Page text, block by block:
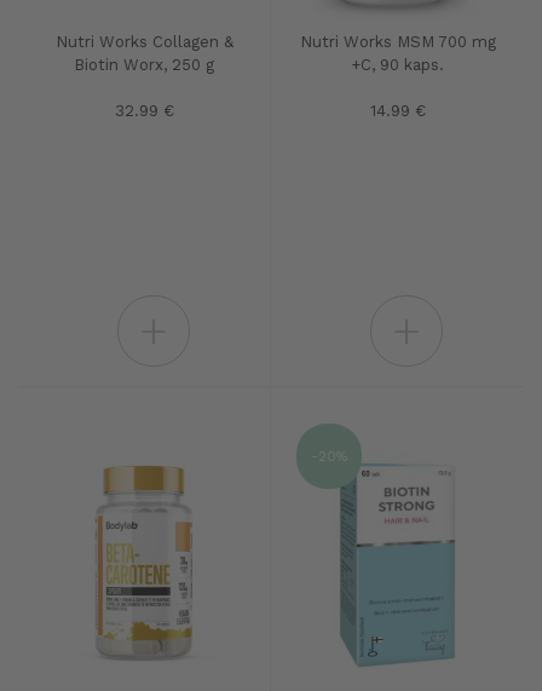
Nutri Works Collagen &
Biotin Worx, 250 g
32.99 €
Nutri Works MSM 700 mg
+C, 90 kaps.
14.99 €
-20%